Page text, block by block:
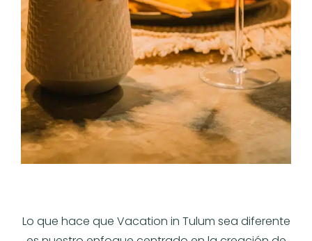
Lo que hace que Vacation in Tulum sea diferente